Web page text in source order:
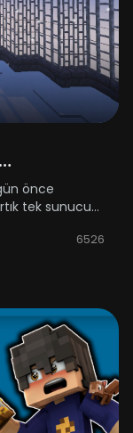
önce
tek sunucu
31 Aralık
6526